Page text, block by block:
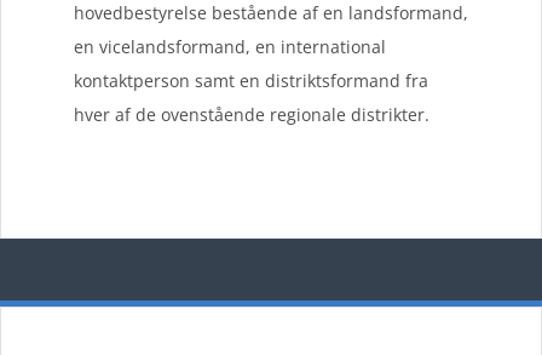
hovedbestyrelse bestående af en landsformand,
en vicelandsformand, en international
kontaktperson samt en distriktsformand fra
hver af de ovenstående regionale distrikter.